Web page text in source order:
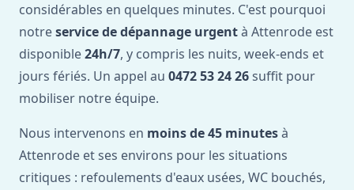
considérables en quelques minutes. C'est pourquoi
notreservice de dépannage urgentà Attenrode est
disponible24h/7, y compris les nuits, week-ends et
jours fériés. Un appel au 0472 53 24 26 suffit pour
mobiliser notre équipe.
Nous intervenons en moins de 45 minutesà
Attenrode et ses environs pour les situations
critiques : refoulements d'eaux usées, WC bouchés,